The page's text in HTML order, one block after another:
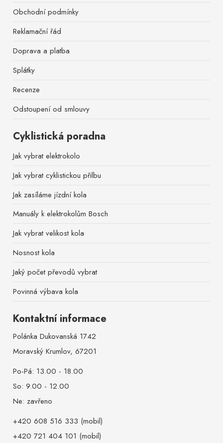
Obchodní podmínky
Reklamační řád
Doprava a platba
Splátky
Recenze
Odstoupení od smlouvy
Cyklistická poradna
Jak vybrat elektrokolo
Jak vybrat cyklistickou přilbu
Jak zasíláme jízdní kola
Manuály k elektrokolům Bosch
Jak vybrat velikost kola
Nosnost kola
Jaký počet převodů vybrat
Povinná výbava kola
Kontaktní informace
Polánka Dukovanská 1742
Moravský Krumlov, 67201
Po-Pá: 13.00 - 18.00
So: 9.00 - 12.00
Ne: zavřeno
+420 608 516 333 (mobil)
+420 721 404 101 (mobil)